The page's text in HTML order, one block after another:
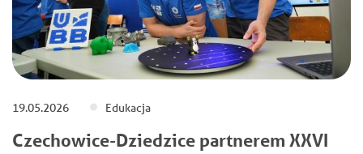
19.05.2026 Edukacja
Czechowice-Dziedzice partnerem XXVI